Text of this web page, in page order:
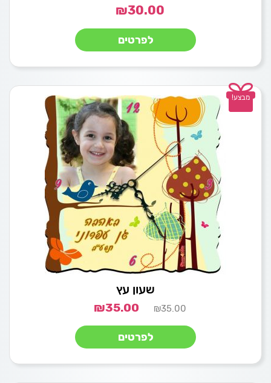
₪30.00
לפרטים
מבצע!
שעון עץ
₪35.00
₪35.00
לפרטים